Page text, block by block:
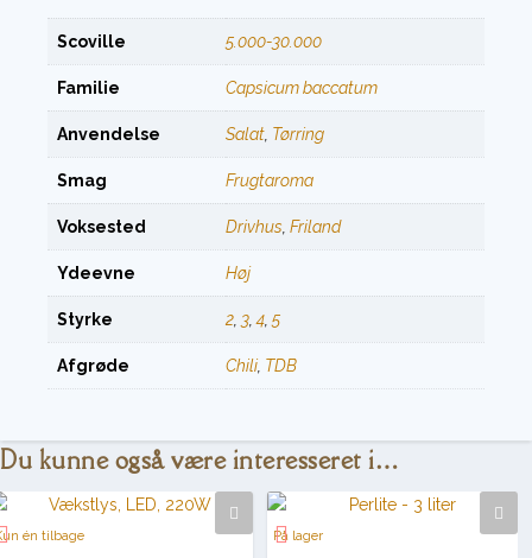
Scoville 5.000-30.000
Familie Capsicum baccatum
Anvendelse Salat Tørring
Smag Frugtaroma
Voksested Drivhus Friland
Ydeevne Høj
Styrke 2 3 ,4 5
Afgrøde Chili, TDB
Du kunne også være interesseret i…
én tilbage På lager